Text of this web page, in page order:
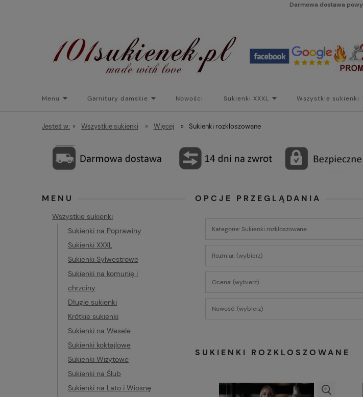
Darmowa dostawa
Menu Garnitury damskie Nowości Sukienki XXXL Wszystkie sukienki
Torebki do sukienek Promocje Płaszcze/kurtki Paski
Jesteś w: » Wszystkie sukienki » Więcej » Sukienki rozkloszowane
MENU
Wszystkie sukienki
Sukienki na Poprawiny
Sukienki XXXL
Sukienki Sylwestrowe
Sukienki na komunię i
chrzciny
Długie sukienki
Krótkie sukienki
Sukienki na Wesele
Sukienki koktajlowe
Sukienki Wizytowe
Sukienki na Ślub
Sukienki na Lato i Wiosnę
OPCJE PRZEGLĄDANIA
Kategorie: Sukienki rozkloszowane
Rozmiar: (wybierz)
Ocena: (wybierz)
Nowość: (wybierz)
SUKIENKI ROZKLOSZOWANE